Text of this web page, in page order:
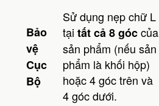
Bảo
vệ
Cục
Bộ
Sử dụng nẹp chữ L
tại tất cả 8 góccủa
sản phẩm (nếu sản
phẩm là khối hộp)
hoặc 4 góc trên và
4 góc dưới.